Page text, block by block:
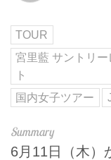
TOUR
宮里藍 サントリ
ト
国内女子ツアー
6月11日（木）